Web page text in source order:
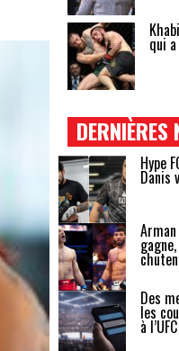
qui
DERNIÈRES
Hype
Danis
Des
les
à l’UFC